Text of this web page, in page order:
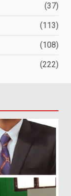
(37)
(113)
(108)
(222)